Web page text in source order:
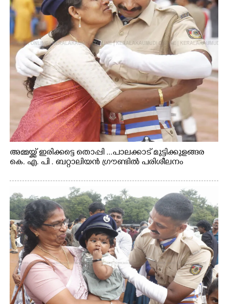
അമ്മയ്ക്ക് ഇരിക്കട്ടെ തൊപ്പി ...പാലക്കാട് മുട്ടിക്കുളങ്ങര
കെ. എ. പി . ബറ്റാലിയൻ ഗ്രൗണ്ടിൽ പരിശീലനം